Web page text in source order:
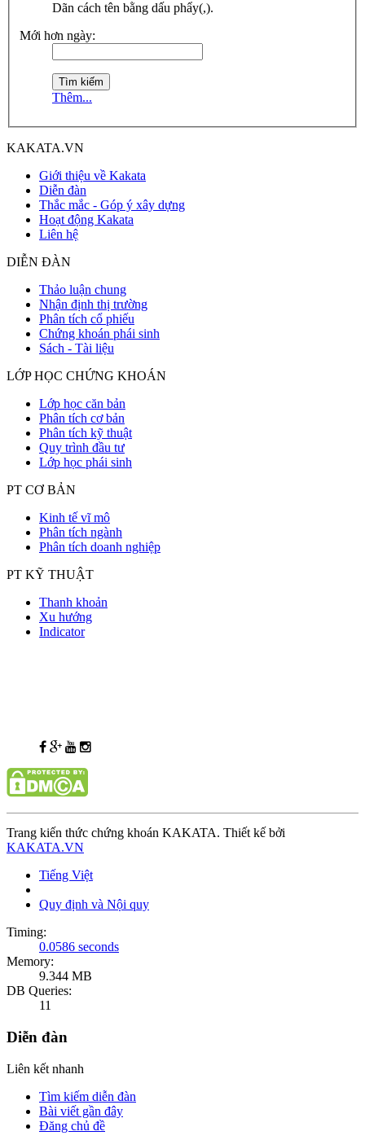
Dãn cách tên bằng dấu phẩy(,).
Mới hơn ngày:
Thêm...
KAKATA.VN
Giới thiệu về Kakata
Diễn đàn
Thắc mắc - Góp ý xây dựng
Hoạt động Kakata
Liên hệ
DIỄN ĐÀN
Thảo luận chung
Nhận định thị trường
Phân tích cổ phiếu
Chứng khoán phái sinh
Sách - Tài liệu
LỚP HỌC CHỨNG KHOÁN
Lớp học căn bản
Phân tích cơ bản
Phân tích kỹ thuật
Quy trình đầu tư
Lớp học phái sinh
PT CƠ BẢN
Kinh tế vĩ mô
Phân tích ngành
Phân tích doanh nghiệp
PT KỸ THUẬT
Thanh khoản
Xu hướng
Indicator
Trang kiến thức chứng khoán KAKATA. Thiết kế bởi
KAKATA.VN
Tiếng Việt
Quy định và Nội quy
Timing:
0.0586 seconds
Memory:
9.344 MB
DB Queries:
11
Diễn đàn
Liên kết nhanh
Tìm kiếm diễn đàn
Bài viết gần đây
Đăng chủ đề